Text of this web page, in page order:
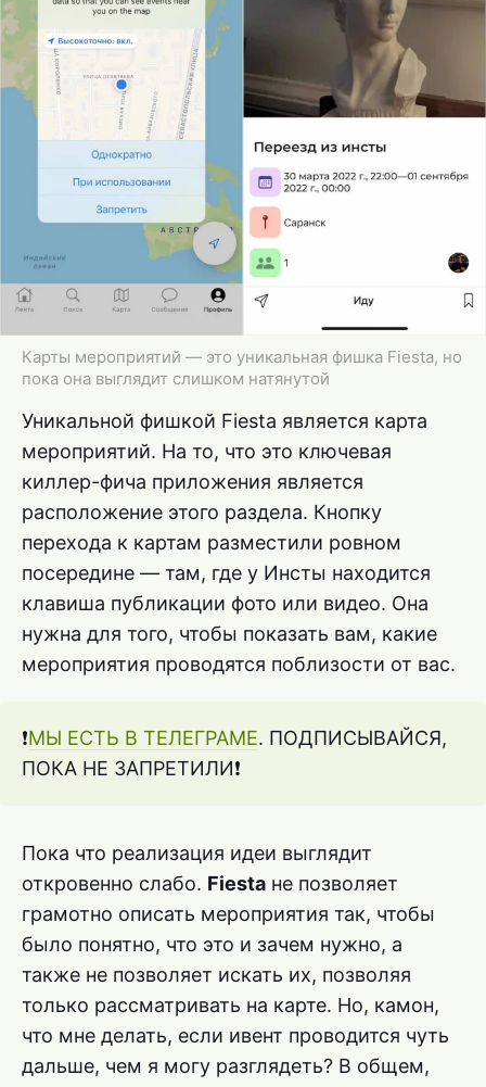
Карты мероприятий — это уникальная фишка Fiesta, но
пока она выглядит слишком натянутой
Уникальной фишкой Fiesta является карта
мероприятий. На то, что это ключевая
киллер-фича приложения является
расположение этого раздела. Кнопку
перехода к картам разместили ровном
посередине — там, где у Инсты находится
клавиша публикации фото или видео. Она
нужна для того, чтобы показать вам, какие
мероприятия проводятся поблизости от вас.
❗️МЫ ЕСТЬ В ТЕЛЕГРАМЕ. ПОДПИСЫВАЙСЯ,
ПОКА НЕ ЗАПРЕТИЛИ❗️
Пока что реализация идеи выглядит
откровенно слабо. Fiesta не позволяет
грамотно описать мероприятия так, чтобы
было понятно, что это и зачем нужно, а
также не позволяет искать их, позволяя
только рассматривать на карте. Но, камон,
что мне делать, если ивент проводится чуть
дальше, чем я могу разглядеть? В общем,